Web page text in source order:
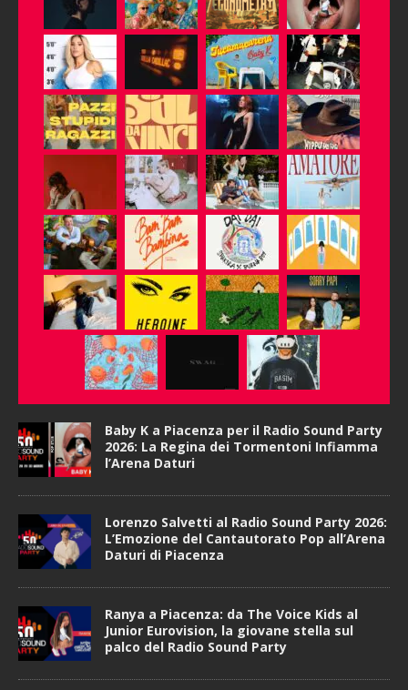
Baby K a Piacenza per il Radio Sound Party
2026: La Regina dei Tormentoni Infiamma
l’Arena Daturi
Lorenzo Salvetti al Radio Sound Party 2026:
L’Emozione del Cantautorato Pop all’Arena
Daturi di Piacenza
Ranya a Piacenza: da The Voice Kids al
Junior Eurovision, la giovane stella sul
palco del Radio Sound Party